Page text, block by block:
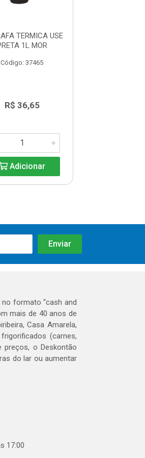
TERMICA USE
1L MOR
Código: 37465
R$ 36,65
Adicionar
formato “cash and
mais de 40 anos de
Casa Amarela,
(carnes,
preços, o Deskontão
do lar ou aumentar
17:00